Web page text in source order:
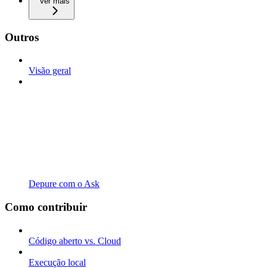
Outros
Visão geral
Depure com o Ask
Como contribuir
Código aberto vs. Cloud
Execução local